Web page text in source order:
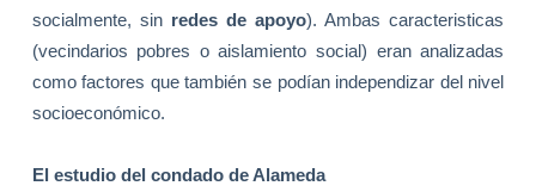
socialmente, sin redes de apoyo). Ambas caracteristicas
(vecindarios pobres o aislamiento social) eran analizadas
como factores que también se podían independizar del nivel
socioeconómico.
El estudio del condado de Alameda